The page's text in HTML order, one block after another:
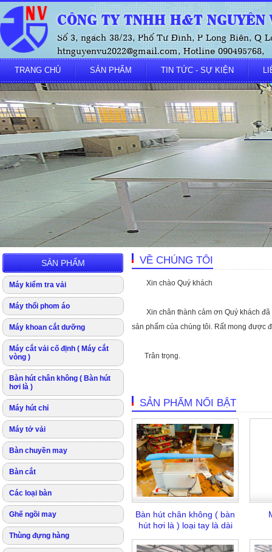
CÔNG TY TNHH H&T NGUYÊN
Số 3, ngách 38/23, Phố Tư Đình, P Long Biên, Q
htnguyenvu2022@gmail.com, Hotline 090495768,
TRANG CHỦ SẢN PHẨM TIN TỨC - SỰ KIỆN
SẢN PHẨM
Máy kiểm tra vải
Máy thổi phom áo
Máy khoan cắt dưỡng
Máy cắt vải cố định ( Máy cắt
vòng )
Bàn hút chân không ( Bàn hút
hơi là )
Máy hút chỉ
Máy tở vải
Bàn chuyền may
Bàn cắt
Các loại bàn
Ghế ngồi may
Thùng đựng hàng
VỀ CHÚNG TÔI
Xin chào Quý khách
Xin chân thành cảm ơn Quý khách đã
sản phẩm của chúng tôi. Rất mong được
Trân trọng.
SẢN PHẨM NỔI BẬT
Bàn hút chân không ( bàn
hút hơi là ) loại tay là dài